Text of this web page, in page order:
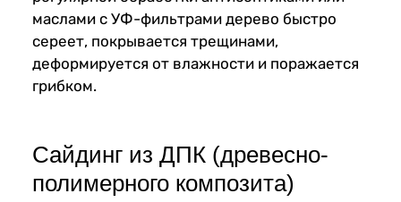
маслами с УФ-фильтрами дерево быстро
сереет, покрывается трещинами,
деформируется от влажности и поражается
грибком.
Сайдинг из ДПК (древесно-
полимерного композита)